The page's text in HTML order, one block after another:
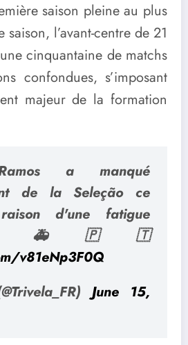
saison pleine au plus
saison, l’avant-centre de 21
cinquantaine de matchs
confondues, s’imposant
majeur de la formation
a manqué
de la Seleção ce
d'une fatigue
🚑🇵🇹
v81eNp3F0Q
June 15,